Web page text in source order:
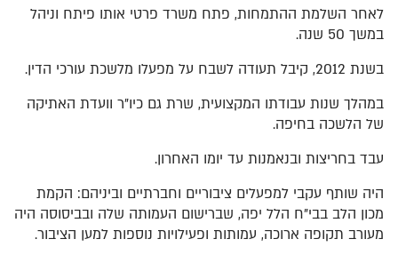
לאחר השלמת ההתמחות, פתח משרד פרטי אותו פיתח וניהל
במשך 50 שנה.
בשנת 2012, קיבל תעודה לשבח על מפעלו מלשכת עורכי הדין.
במהלך שנות עבודתו המקצועית, שרת גם כיו"ר וועדת האתיקה
של הלשכה בחיפה.
עבד בחריצות ובנאמנות עד יומו האחרון.
היה שותף עקבי למפעלים ציבוריים וחברתיים וביניהם: הקמת
מכון הלב בבי"ח הלל יפה, שברישום העמותה שלה ובביסוסה היה
מעורב תקופה ארוכה, עמותות ופעילויות נוספות למען הציבור.